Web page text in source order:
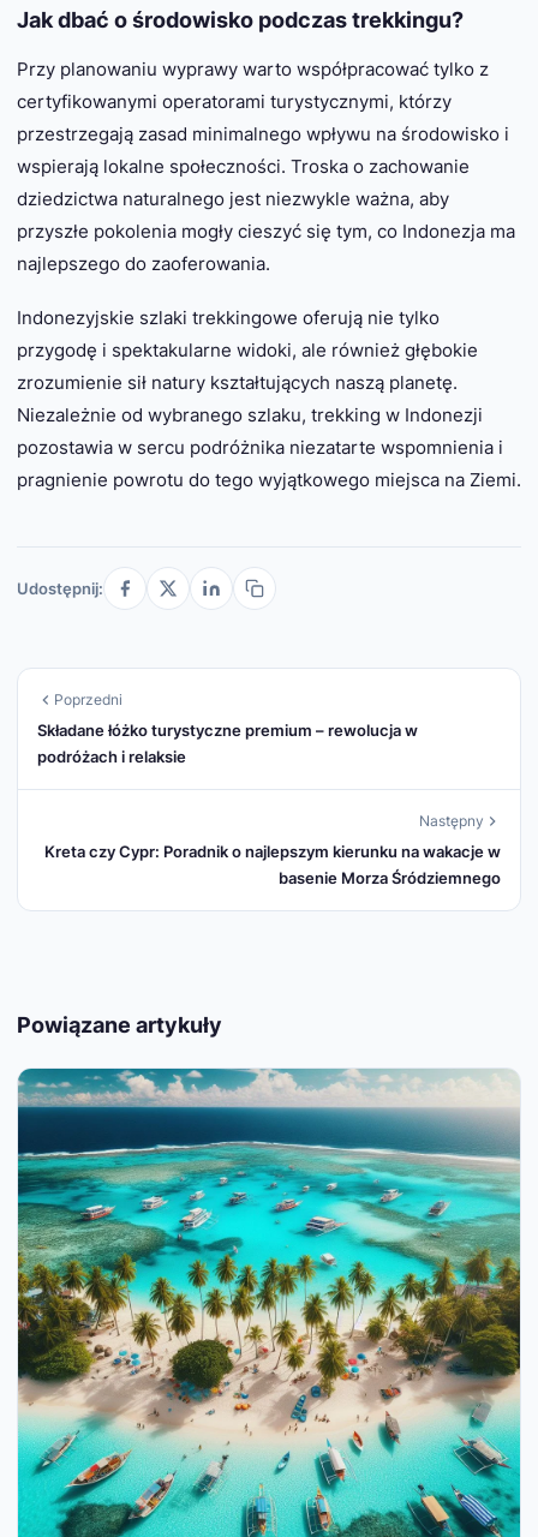
Jak dbać o środowisko podczas trekkingu?
Przy planowaniu wyprawy warto współpracować tylko z
certyfikowanymi operatorami turystycznymi, którzy
przestrzegają zasad minimalnego wpływu na środowisko i
wspierają lokalne społeczności. Troska o zachowanie
dziedzictwa naturalnego jest niezwykle ważna, aby
przyszłe pokolenia mogły cieszyć się tym, co Indonezja ma
najlepszego do zaoferowania.
Indonezyjskie szlaki trekkingowe oferują nie tylko
przygodę i spektakularne widoki, ale również głębokie
zrozumienie sił natury kształtujących naszą planetę.
Niezależnie od wybranego szlaku, trekking w Indonezji
pozostawia w sercu podróżnika niezatarte wspomnienia i
pragnienie powrotu do tego wyjątkowego miejsca na Ziemi.
Udostępnij:
Poprzedni
Składane łóżko turystyczne premium – rewolucja w
podróżach i relaksie
Następny
Kreta czy Cypr: Poradnik o najlepszym kierunku na wakacje w
basenie Morza Śródziemnego
Powiązane artykuły